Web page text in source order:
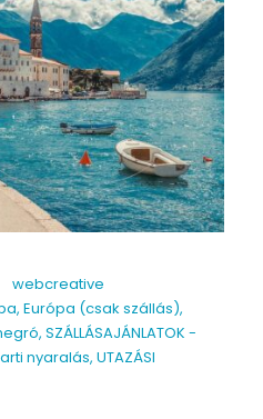
webcreative
, Európa (csak szállás),
, SZÁLLÁSAJÁNLATOK -
nyaralás, UTAZÁSI